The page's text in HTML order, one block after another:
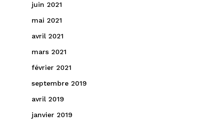
juin 2021
mai 2021
avril 2021
mars 2021
février 2021
septembre 2019
avril 2019
janvier 2019